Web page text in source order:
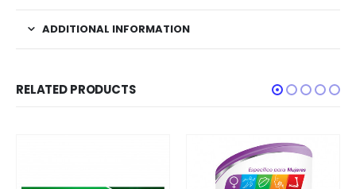
ADDITIONAL INFORMATION
RELATED PRODUCTS